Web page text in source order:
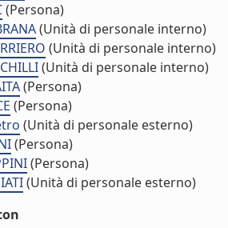
(Persona)
(Unità di personale interno)
(Unità di personale interno)
(Unità di personale interno)
(Persona)
(Persona)
(Unità di personale esterno)
(Persona)
(Persona)
(Unità di personale esterno)